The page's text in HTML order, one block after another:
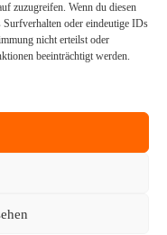
zuzugreifen. Wenn du diesen
oder eindeutige IDs
nicht erteilst oder
beeinträchtigt werden.